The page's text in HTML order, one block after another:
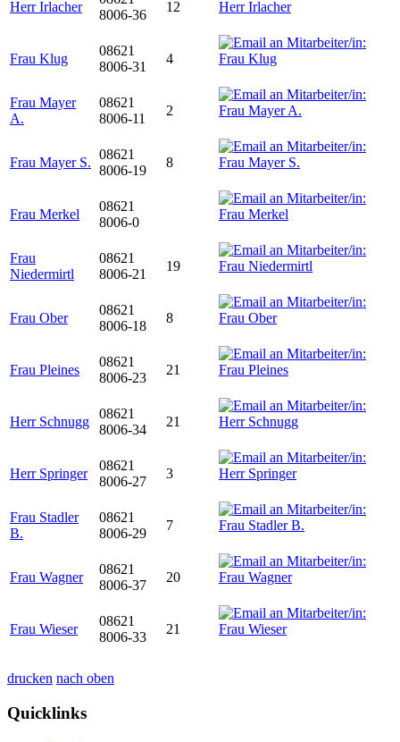
Herr Irlacher
8006-36
12
Frau Klug
08621
8006-31
4
Frau Mayer
A.
08621
8006-11
2
Frau Mayer S.
08621
8006-19
8
Frau Merkel
08621
8006-0
Frau
Niedermirtl
08621
8006-21
19
Frau Ober
08621
8006-18
8
Frau Pleines
08621
8006-23
21
Herr Schnugg
08621
8006-34
21
Herr Springer
08621
8006-27
3
Frau Stadler
B.
08621
8006-29
7
Frau Wagner
08621
8006-37
20
Frau Wieser
08621
8006-33
21
drucken nach oben
Quicklinks